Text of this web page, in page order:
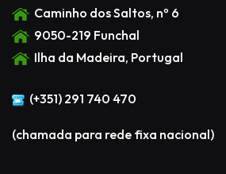
Caminho dos Saltos, nº 6
9050-219 Funchal
Ilha da Madeira, Portugal
(+351) 291 740 470
(chamada para rede fixa nacional)